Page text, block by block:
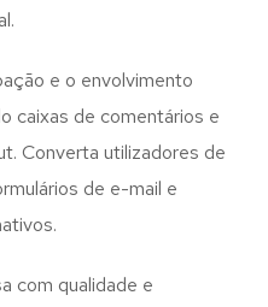
e o envolvimento
caixas de comentários e
Converta utilizadores de
de e-mail e
com qualidade e